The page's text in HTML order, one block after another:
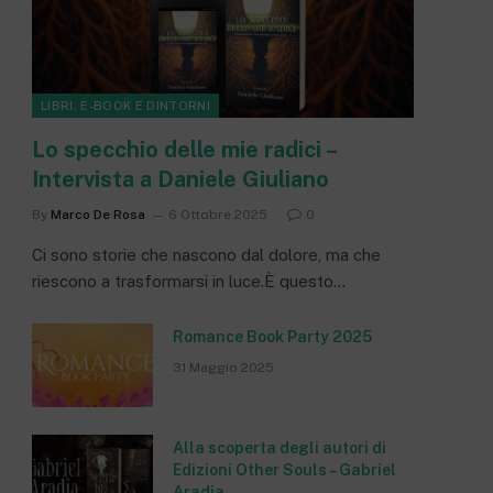
LIBRI, E-BOOK E DINTORNI
Lo specchio delle mie radici –
Intervista a Daniele Giuliano
By Marco De Rosa 6 Ottobre 2025 0
Ci sono storie che nascono dal dolore, ma che
riescono a trasformarsi in luce.È questo…
Romance Book Party 2025
31 Maggio 2025
Alla scoperta degli autori di
Edizioni Other Souls – Gabriel